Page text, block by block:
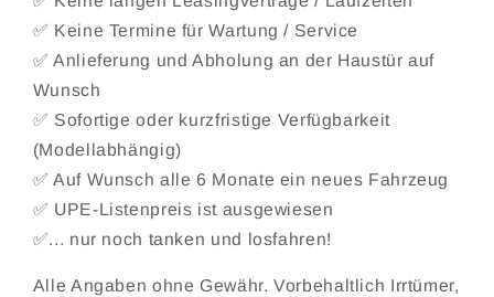
✅ Keine Termine für Wartung / Service
✅ Anlieferung und Abholung an der Haustür auf
Wunsch
✅ Sofortige oder kurzfristige Verfügbarkeit
(Modellabhängig)
✅ Auf Wunsch alle 6 Monate ein neues Fahrzeug
✅ UPE-Listenpreis ist ausgewiesen
✅... nur noch tanken und losfahren!
Alle Angaben ohne Gewähr. Vorbehaltlich Irrtümer,